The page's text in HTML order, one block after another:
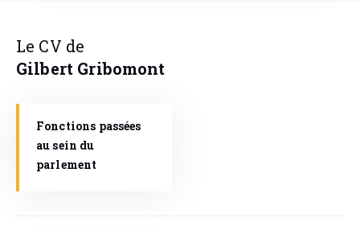
Le CV de
Gilbert Gribomont
Fonctions passées
au sein du
parlement